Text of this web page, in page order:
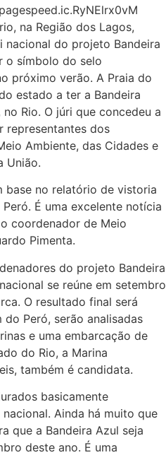
na Região dos Lagos,
do projeto Bandeira
o símbolo do selo
próximo verão. A Praia do
estado a ter a Bandeira
Rio. O júri que concedeu a
dos
Ambiente, das Cidades e
União.
base no relatório de vistoria
É uma excelente notícia
coordenador de Meio
Pimenta.
do projeto Bandeira
se reúne em setembro
O resultado final será
Peró, serão analisadas
e uma embarcação de
do Rio, a Marina
também é candidata.
basicamente
Ainda há muito que
que a Bandeira Azul seja
deste ano. É uma